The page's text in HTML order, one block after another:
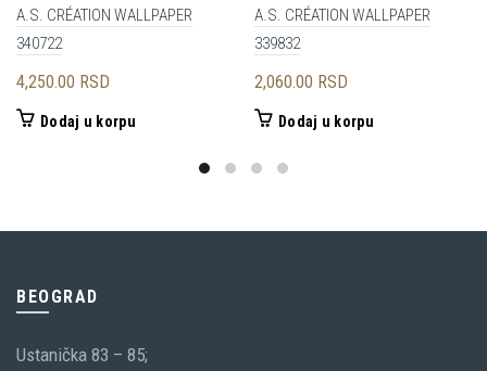
A.S. CRÉATION WALLPAPER
340722
4,250.00 RSD
Dodaj u korpu
A.S. CRÉATION WALLPAPER
339832
2,060.00 RSD
Dodaj u korpu
BEOGRAD
Ustanička 83 – 85;